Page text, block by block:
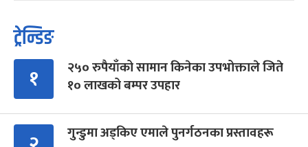
ट्रेन्डिङ
१
२५० रुपैयाँको सामान किनेका उपभोक्ताले जिते
१० लाखको बम्पर उपहार
गुन्डुमा अड्किए एमाले पुनर्गठनका प्रस्तावहरू